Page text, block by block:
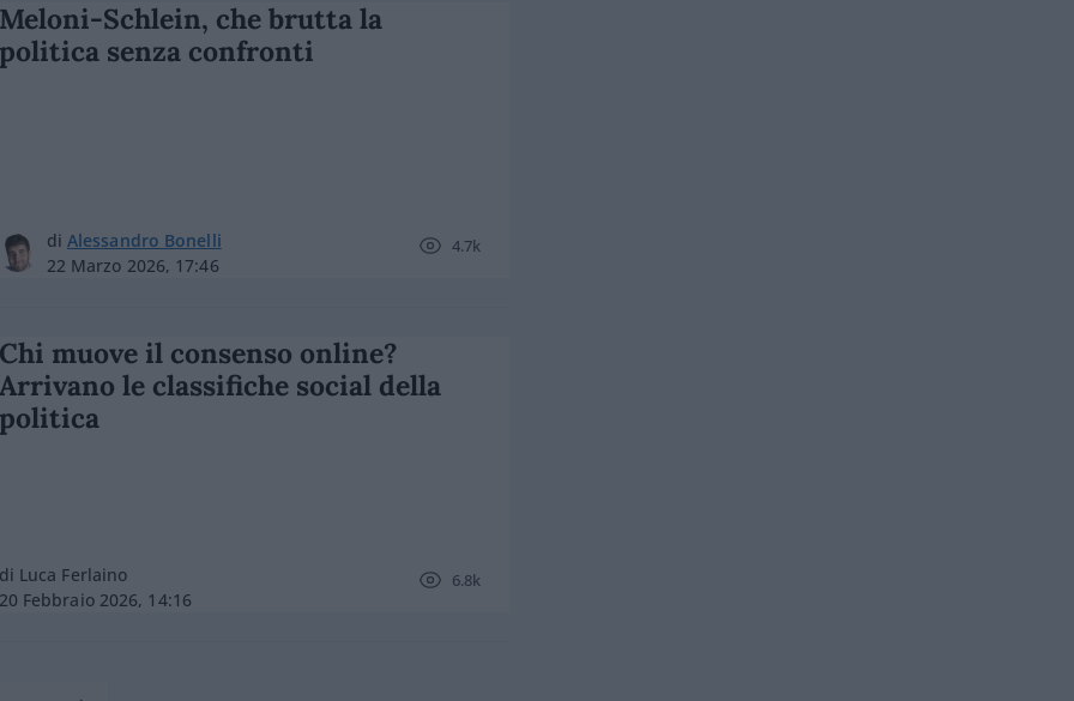
Meloni-Schlein, che brutta la
politica senza confronti
di Alessandro Bonelli
22 Marzo 2026, 17:46
4.7k
Chi muove il consenso online?
Arrivano le classifiche social della
politica
di Luca Ferlaino
20 Febbraio 2026, 14:16
6.8k